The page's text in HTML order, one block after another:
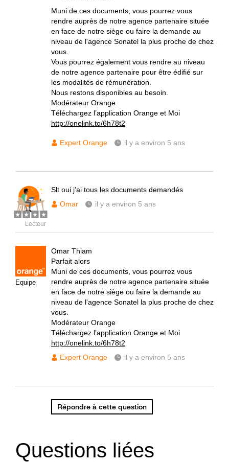
Muni de ces documents, vous pourrez vous
rendre auprès de notre agence partenaire située
en face de notre siège ou faire la demande au
niveau de l'agence Sonatel la plus proche de chez
vous.
Vous pourrez également vous rendre au niveau
de notre agence partenaire pour être édifié sur
les modalités de rémunération.
Nous restons disponibles au besoin.
Modérateur Orange
Téléchargez l’application Orange et Moi
http://onelink.to/6h78t2
Expert Orange il y a environ 5 ans
Lecteur
Slt oui j’ai tous les documents demandés
Omar
il y a environ 5 ans
Equipe
Omar Thiam
Parfait alors
Muni de ces documents, vous pourrez vous
rendre auprès de notre agence partenaire située
en face de notre siège ou faire la demande au
niveau de l'agence Sonatel la plus proche de chez
vous.
Modérateur Orange
Téléchargez l’application Orange et Moi
http://onelink.to/6h78t2
Expert Orange
il y a environ 5 ans
Répondre à cette question
Questions liées